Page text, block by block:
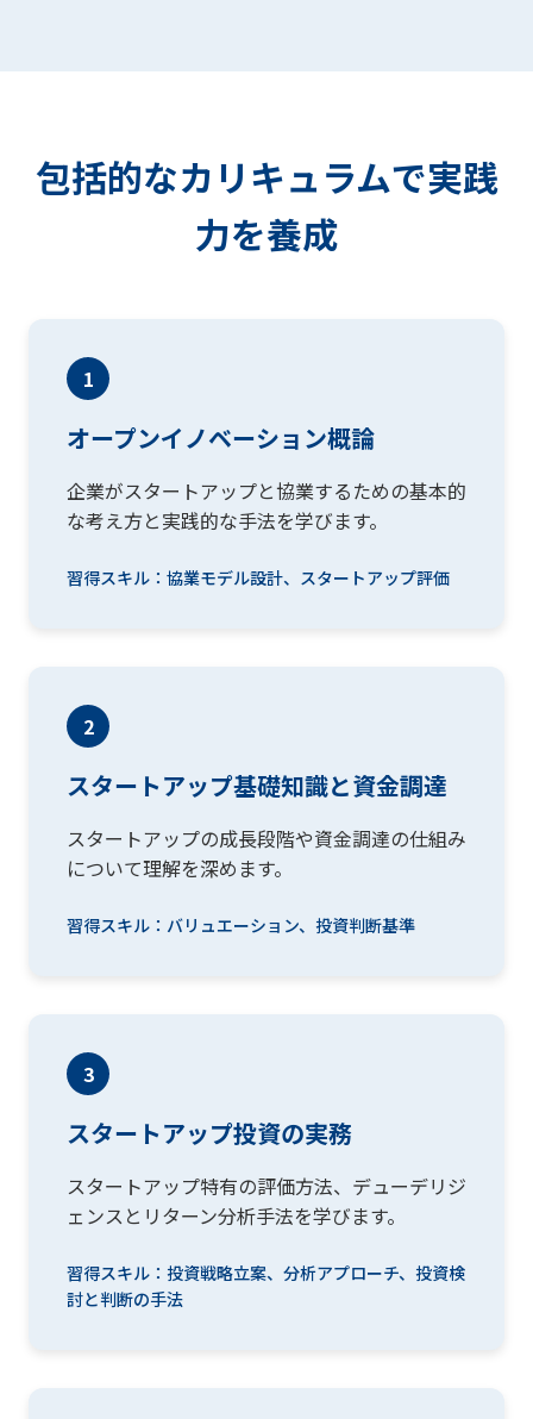
包括的なカリキュラムで実践
力を養成
1
オープンイノベーション概論
企業がスタートアップと協業するための基本的
な考え方と実践的な手法を学びます。
習得スキル：協業モデル設計、スタートアップ評価
2
スタートアップ基礎知識と資金調達
スタートアップの成長段階や資金調達の仕組み
について理解を深めます。
習得スキル：バリュエーション、投資判断基準
3
スタートアップ投資の実務
スタートアップ特有の評価方法、デューデリジ
ェンスとリターン分析手法を学びます。
習得スキル：投資戦略立案、分析アプローチ、投資検
討と判断の手法